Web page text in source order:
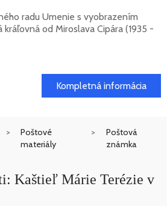
radu Umenie s vyobrazením
kráľovná od Miroslava Cipára (1935 -
Kompletná informácia
Poštové
materiály
Poštová
známka
Kaštieľ Márie Terézie v